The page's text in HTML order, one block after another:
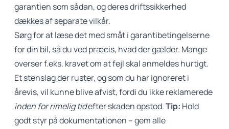
garantien som sådan, og deres driftssikkerhed
dækkes af separate vilkår.
Sørg for at læse det med småt i garantibetingelserne
for din bil, så du ved præcis, hvad der gælder. Mange
overser f.eks. kravet om at fejl skal anmeldes hurtigt.
Et stenslag der ruster, og som du har ignoreret i
årevis, vil kunne blive afvist, fordi du ikke reklamerede
inden for rimelig tidefter skaden opstod.Tip: Hold
godt styr på dokumentationen – gem alle